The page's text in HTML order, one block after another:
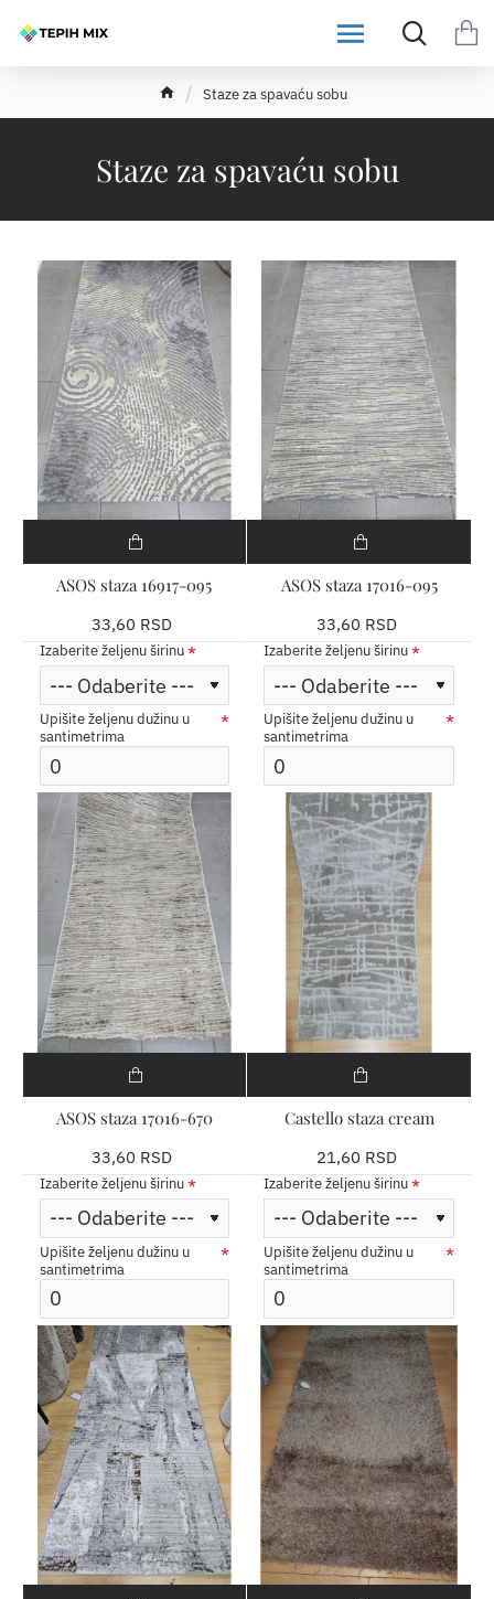
Staze za spavaću sobu
h
o
Staze za spavaću sobu
ASOS staza 16917-095
33,60 RSD
Izaberite željenu širinu
Upišite željenu dužinu u
santimetrima
ASOS staza 17016-095
33,60 RSD
Izaberite željenu širinu
Upišite željenu dužinu u
santimetrima
ASOS staza 17016-670
33,60 RSD
Izaberite željenu širinu
Upišite željenu dužinu u
santimetrima
Castello staza cream
21,60 RSD
Izaberite željenu širinu
Upišite željenu dužinu u
santimetrima